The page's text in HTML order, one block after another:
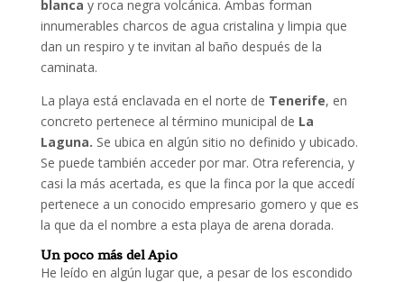
blanca y roca negra volcánica. Ambas forman
innumerables charcos de agua cristalina y limpia que
dan un respiro y te invitan al baño después de la
caminata.
La playa está enclavada en el norte de Tenerife, en
concreto pertenece al término municipal de La
Laguna. Se ubica en algún sitio no definido y ubicado.
Se puede también acceder por mar. Otra referencia, y
casi la más acertada, es que la finca por la que accedí
pertenece a un conocido empresario gomero y que es
la que da el nombre a esta playa de arena dorada.
Un poco más del Apio
He leído en algún lugar que, a pesar de los escondido